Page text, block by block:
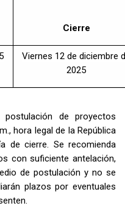
Cierre
Viernes 12 de diciembre
2025
de proyectos
hora legal de la República
de cierre. Se recomienda
con suficiente antelación,
de postulación y no se
plazos por eventuales